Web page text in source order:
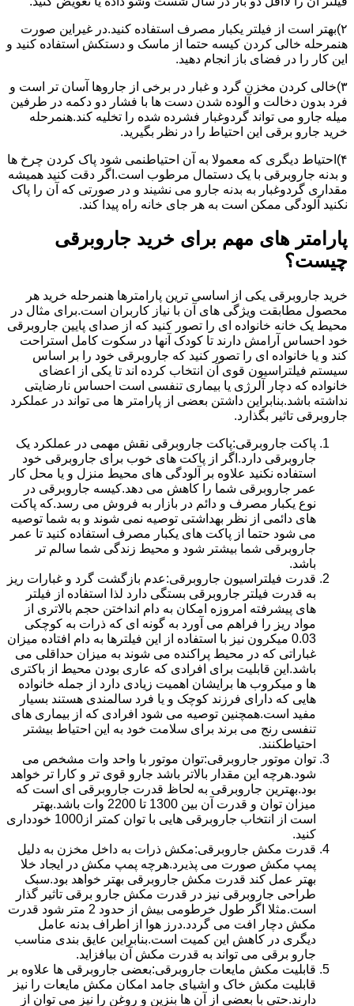
۲)بهتر است از فیلتر یکبار مصرف استفاده کنید.در غیراین صورت
هنمرحله خالی کردن کیسه حتما از ماسک و دستکش استفاده کنید و
این کار را در فضای باز انجام دهید.
۳)خالی کردن مخزن گرد و غبار در برخی از جاروها آسان تر است و
فرد بدون دخالت و آلوده شدن دست ها با فشار دو دکمه در طرفین
میله جارو می تواند گردوغبار فشرده شده را تخلیه کند.هنمرحله
خرید جارو برقی این احتیاط را در نظر بگیرید.
۴)احتیاط دیگری که معمولا به آن احتیاطنمی شود پاک کردن چرخ ها
و بدنه جاروبرقی با یک دستمال مرطوب است.اگر دقت کنید همیشه
مقداری گردوغبار به بدنه جارو می نشیند و در صورتی که آن را پاک
نکنید آلودگی ممکن است به هر جای خانه راه پیدا کند.
پارامتر های مهم برای خرید جاروبرقی
چیست؟
خرید جاروبرقی یکی از اساسی ترین پارامترها هنمرحله خرید هر
محصول مطابقت ویژگی های آن با نیاز کاربران است.برای مثال در
محیط یک خانه خانواده ای را تصور کنید که از صدای پایین جاروبرقی
خود احساس آرامش دارند تا کودک آنها در سکوت کامل استراحت
کند و یا خانواده ای را تصور کنید که جاروبرقی خود را بر اساس
سیستم فیلتراسیون قوی آن انتخاب کرده اند تا یکی از اعضای
خانواده که دچار آلرژی یا بیماری تنفسی است احساس نارضایتی
نداشته باشد.بنابراین داشتن بعضی از پارامتر ها می تواند در عملکرد
جاروبرقی تاثیر بگذارد.
پاکت جاروبرقی:پاکت جاروبرقی نقش مهمی در عملکرد یک
جاروبرقی دارد.اگر از پاکت های خوب برای جاروبرقی خود
استفاده نکنید علاوه بر آلودگی های محیط منزل و یا محل کار
عمر جاروبرقی شما را کاهش می دهد.کیسه جاروبرقی در
نوع یکبار مصرف و دائم در بازار به فروش می رسد.که پاکت
های دائمی از نظر بهداشتی توصیه نمی شوند و به شما توصیه
می شود حتما از پاکت های یکبار مصرف استفاده کنید تا عمر
جاروبرقی شما بیشتر شود و محیط زندگی شما سالم تر
باشد.
قدرت فیلتراسیون جاروبرقی:عدم بازگشت گرد و غبارات ریز
به قدرت فیلتر جاروبرقی بستگی دارد لذا استفاده از فیلتر
های پیشرفته امروزه امکان به دام انداختن حجم بالاتری از
مواد ریز را فراهم می آورد به گونه ای که ذرات به کوچکی
0.03 میکرون نیز با استفاده از این فیلترها به دام افتاده میزان
غباراتی که در محیط پراکنده می شوند به میزان حداقلی می
باشد.این قابلیت برای افرادی که عاری بودن محیط از باکتری
ها و میکروب ها برایشان اهمیت زیادی دارد از جمله خانواده
هایی که دارای فرزند کوچک و یا فرد سالمندی هستند بسیار
مفید است.همچنین توصیه می شود افرادی که از بیماری های
تنفسی رنج می برند برای سلامت خود به این احتیاط بیشتر
احتیاطکنند.
توان موتور جاروبرقی:توان موتور با واحد وات مشخص می
شود.هرچه این مقدار بالاتر باشد جارو قوی تر و کارا تر خواهد
بود.بهترین جاروبرقی به لحاظ قدرت جاروبرقی ای است که
میزان توان و قدرت آن بین 1300 تا 2200 وات باشد.بهتر
است از انتخاب جاروبرقی هایی با توان کمتر از1000 خودداری
کنید.
قدرت مکش جاروبرقی:مکش ذرات به داخل مخزن به دلیل
پمپ مکش صورت می پذیرد.هرچه پمپ مکش در ایجاد خلا
بهتر عمل کند قدرت مکش جاروبرقی بهتر خواهد بود.سبک
طراحی جاروبرقی نیز در قدرت مکش جارو برقی تاثیر گذار
است.مثلا اگر طول خرطومی بیش از حدود 2 متر شود قدرت
مکش دچار افت می گردد.درز هوا از اطراف بدنه عامل
دیگری در کاهش این کمیت است.بنابراین عایق بندی مناسب
جارو برقی می تواند به قدرت مکش آن بیافزاید.
قابلیت مکش مایعات جاروبرقی:بعضی جاروبرقی ها علاوه بر
قابلیت مکش خاک و اشیای جامد امکان مکش مایعات را نیز
دارند.حتی با بعضی از آن ها بنزین و روغن را نیز می توان از